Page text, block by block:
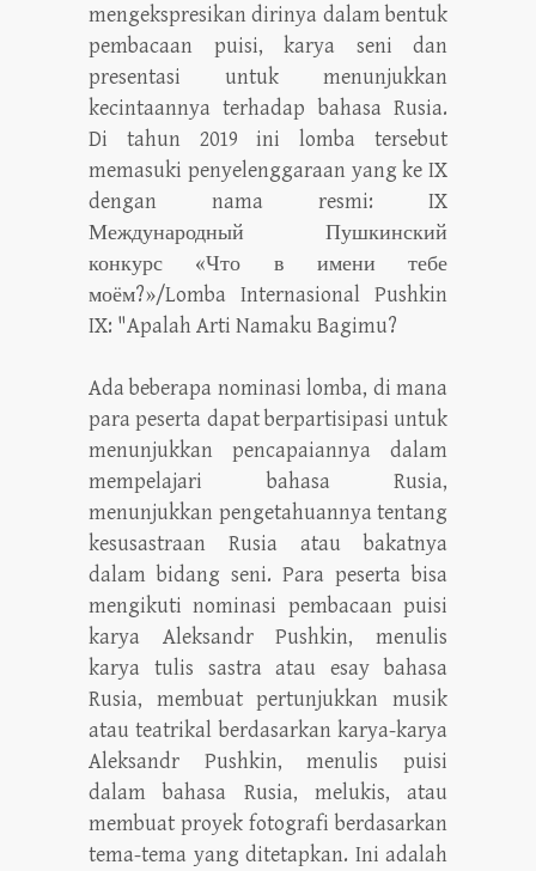
mengekspresikan dirinya dalam bentuk
pembacaan puisi, karya seni dan
presentasi untuk menunjukkan
kecintaannya terhadap bahasa Rusia.
Di tahun 2019 ini lomba tersebut
memasuki penyelenggaraan yang ke IX
dengan nama resmi: IX
Международный Пушкинский
конкурс «Что в имени тебе
моём?»/Lomba Internasional Pushkin
IX: "Apalah Arti Namaku Bagimu?
Ada beberapa nominasi lomba, di mana
para peserta dapat berpartisipasi untuk
menunjukkan pencapaiannya dalam
mempelajari bahasa Rusia,
menunjukkan pengetahuannya tentang
kesusastraan Rusia atau bakatnya
dalam bidang seni. Para peserta bisa
mengikuti nominasi pembacaan puisi
karya Aleksandr Pushkin, menulis
karya tulis sastra atau esay bahasa
Rusia, membuat pertunjukkan musik
atau teatrikal berdasarkan karya-karya
Aleksandr Pushkin, menulis puisi
dalam bahasa Rusia, melukis, atau
membuat proyek fotografi berdasarkan
tema-tema yang ditetapkan. Ini adalah